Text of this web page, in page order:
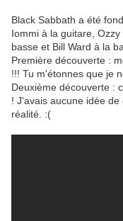
Black Sabbath a été
Iommi à la guitare,
basse et Bill Ward à la
Première découverte :
!!! Tu m'étonnes que je
Deuxième découverte :
! J'avais aucune idée
réalité. :(